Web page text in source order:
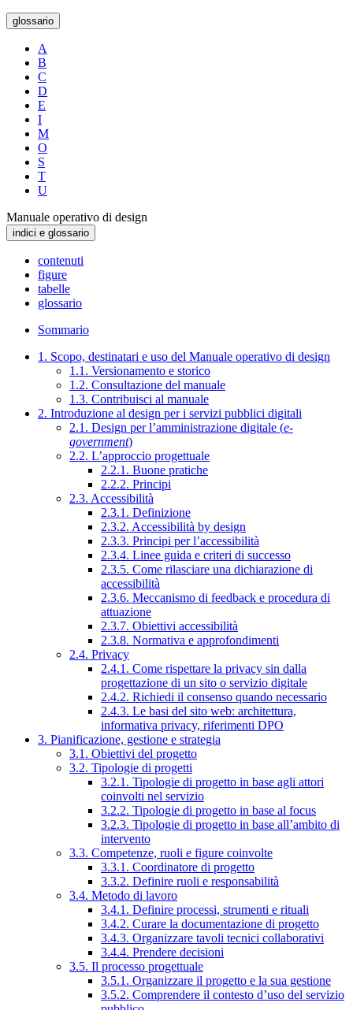
glossario
A
B
C
D
E
I
M
O
S
T
U
Manuale operativo di design
indici e glossario
contenuti
figure
tabelle
glossario
Sommario
1. Scopo, destinatari e uso del Manuale operativo di design
1.1. Versionamento e storico
1.2. Consultazione del manuale
1.3. Contribuisci al manuale
2. Introduzione al design per i servizi pubblici digitali
2.1. Design per l’amministrazione digitale (e-
government)
2.2. L’approccio progettuale
2.2.1. Buone pratiche
2.2.2. Principi
2.3. Accessibilità
2.3.1. Definizione
2.3.2. Accessibilità by design
2.3.3. Principi per l’accessibilità
2.3.4. Linee guida e criteri di successo
2.3.5. Come rilasciare una dichiarazione di
accessibilità
2.3.6. Meccanismo di feedback e procedura di
attuazione
2.3.7. Obiettivi accessibilità
2.3.8. Normativa e approfondimenti
2.4. Privacy
2.4.1. Come rispettare la privacy sin dalla
progettazione di un sito o servizio digitale
2.4.2. Richiedi il consenso quando necessario
2.4.3. Le basi del sito web: architettura,
informativa privacy, riferimenti DPO
3. Pianificazione, gestione e strategia
3.1. Obiettivi del progetto
3.2. Tipologie di progetti
3.2.1. Tipologie di progetto in base agli attori
coinvolti nel servizio
3.2.2. Tipologie di progetto in base al focus
3.2.3. Tipologie di progetto in base all’ambito di
intervento
3.3. Competenze, ruoli e figure coinvolte
3.3.1. Coordinatore di progetto
3.3.2. Definire ruoli e responsabilità
3.4. Metodo di lavoro
3.4.1. Definire processi, strumenti e rituali
3.4.2. Curare la documentazione di progetto
3.4.3. Organizzare tavoli tecnici collaborativi
3.4.4. Prendere decisioni
3.5. Il processo progettuale
3.5.1. Organizzare il progetto e la sua gestione
3.5.2. Comprendere il contesto d’uso del servizio